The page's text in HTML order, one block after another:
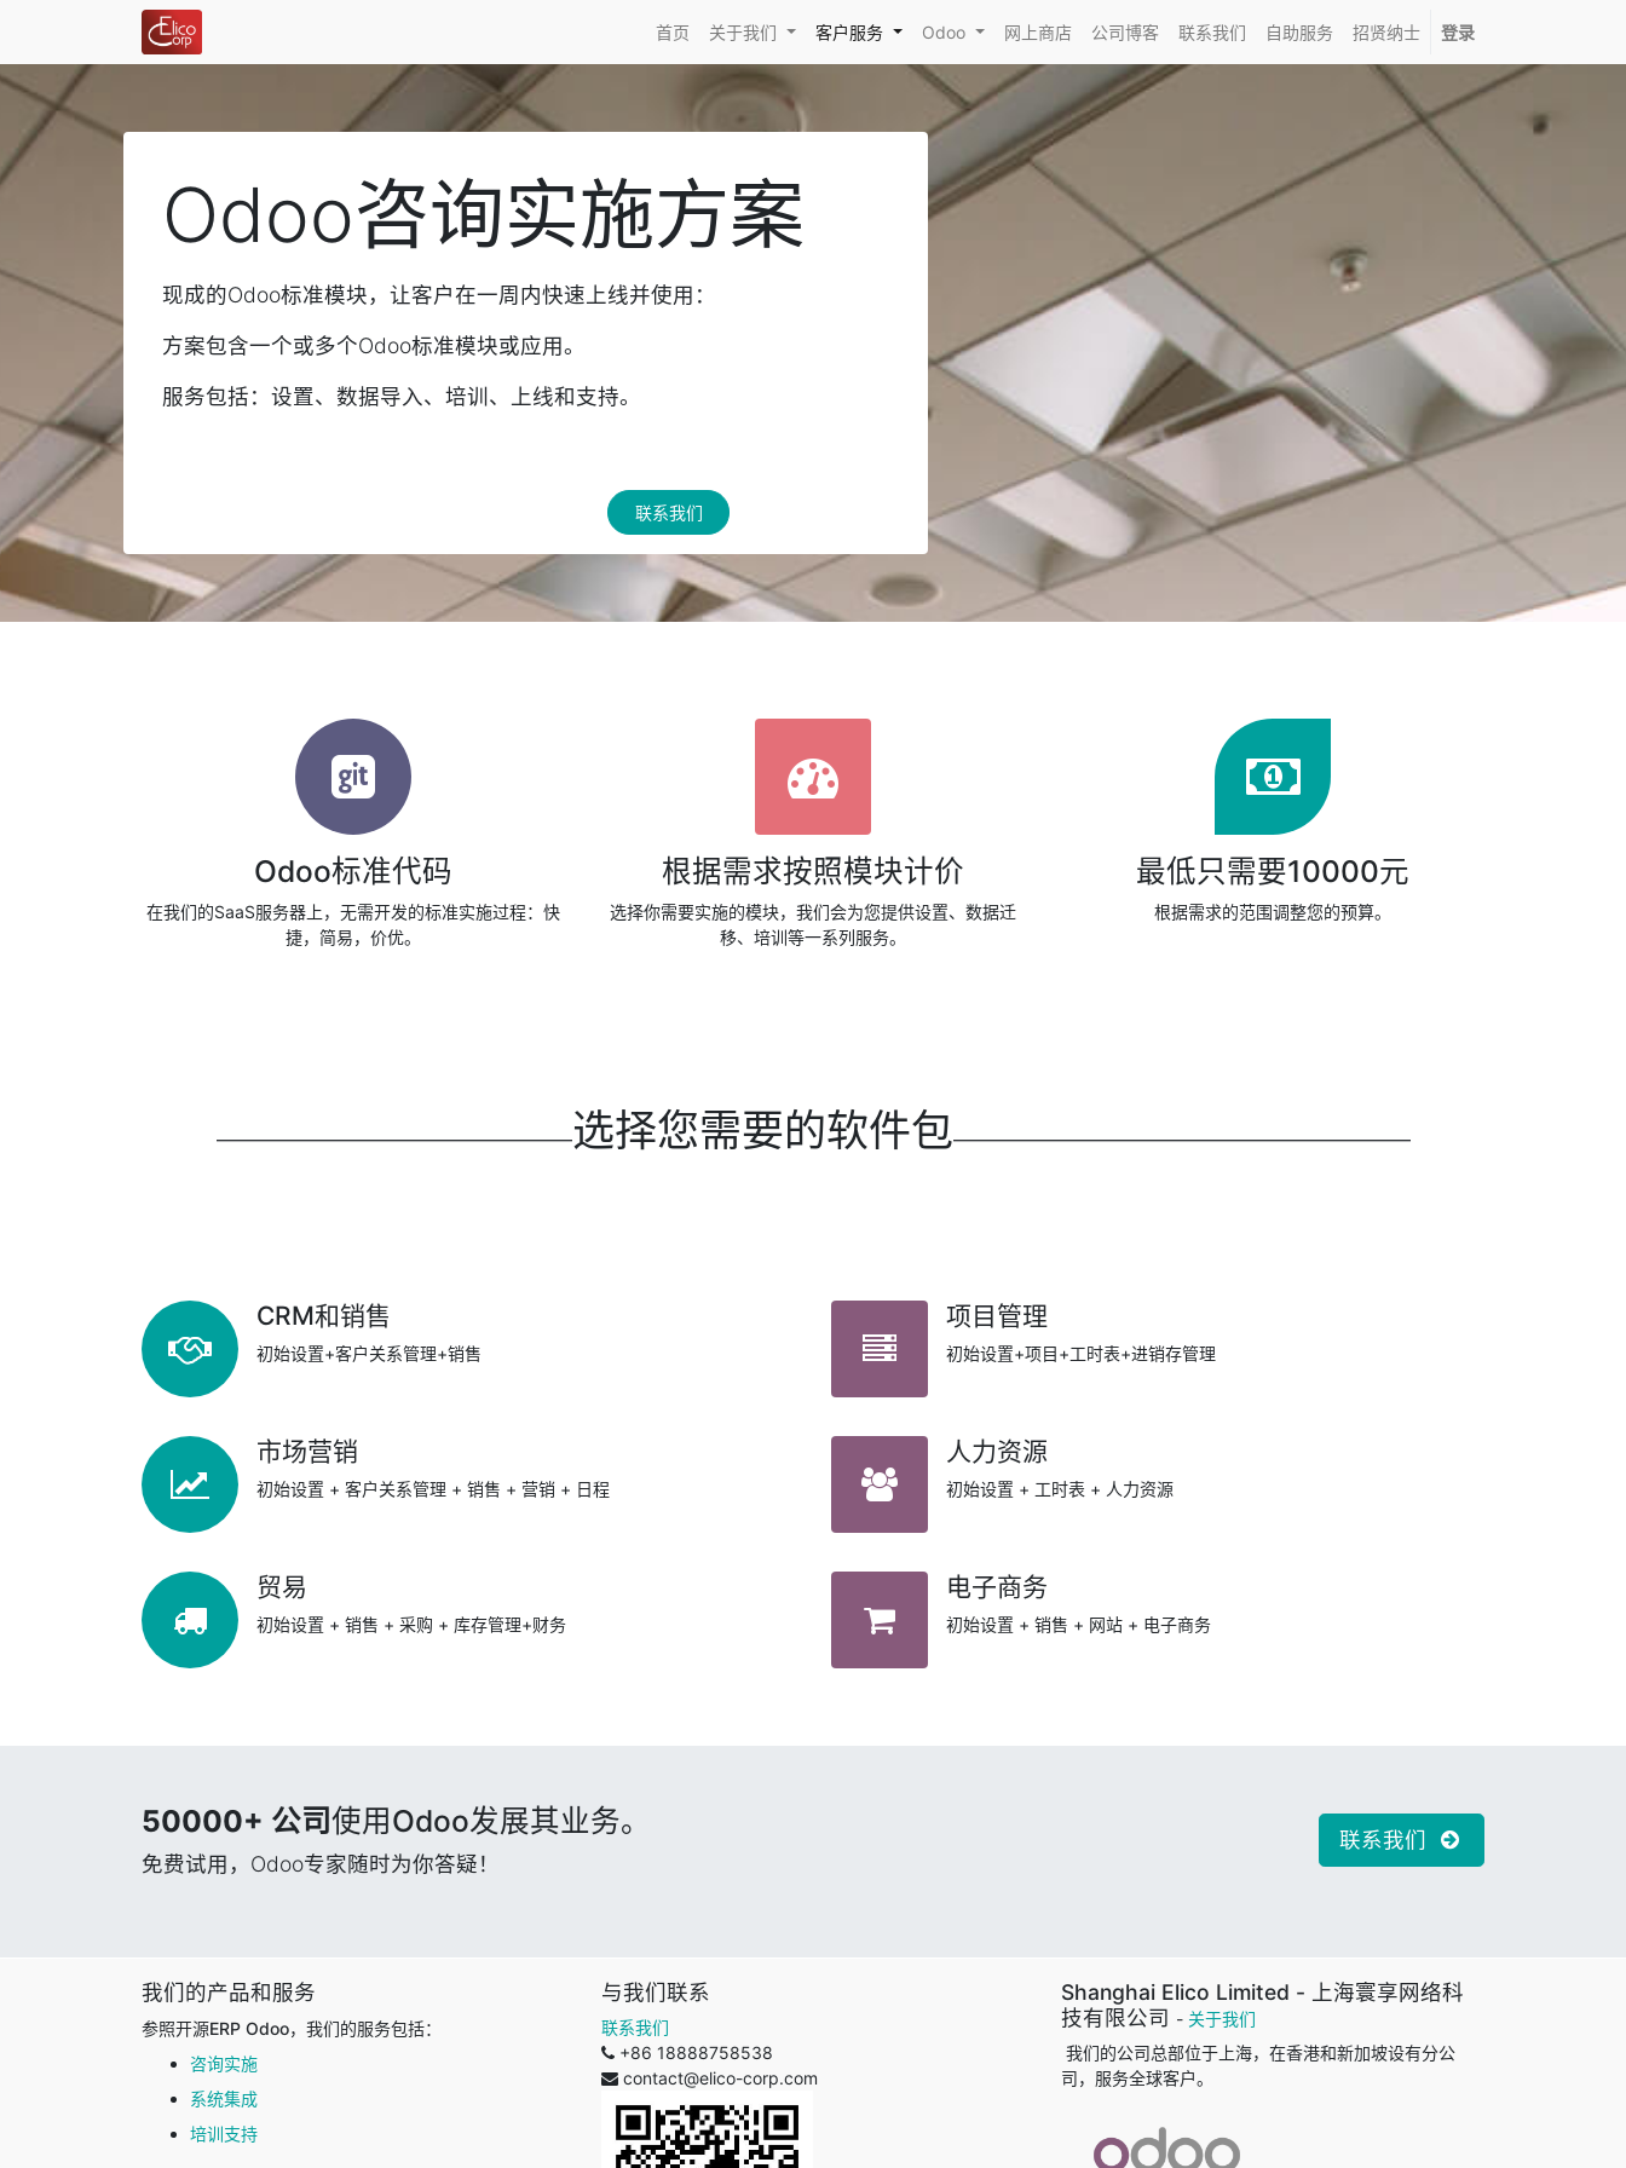
首页 关于我们 客户服务 Odoo 网上商店 公司博客 联系我们 自助服务 招贤纳士 登录
Odoo咨询实施方案
现成的Odoo标准模块，让客户在一周内快速上线并使用：
方案包含一个或多个Odoo标准模块或应用。
服务包括：设置、数据导入、培训、上线和支持。
联系我们
Odoo标准代码
在我们的SaaS服务器上，无需开发的标准实施过程：快
捷，简易，价优。
根据需求按照模块计价
选择你需要实施的模块，我们会为您提供设置、数据迁
移、培训等一系列服务。
最低只需要10000元
根据需求的范围调整您的预算。
—————————————————————选择您需要的软件包———————————————————————————
CRM和销售
初始设置+客户关系管理+销售
市场营销
初始设置 + 客户关系管理 + 销售 + 营销 + 日程
贸易
初始设置 + 销售 + 采购 + 库存管理+财务
项目管理
初始设置+项目+工时表+进销存管理
人力资源
初始设置 + 工时表 + 人力资源
电子商务
初始设置 + 销售 + 网站 + 电子商务
50000+ 公司使用Odoo发展其业务。
免费试用，Odoo专家随时为你答疑！
联系我们
我们的产品和服务
参照开源ERP Odoo，我们的服务包括：
咨询实施
系统集成
培训支持
与我们联系
联系我们
+86 18888758538
contact@elico-corp.com
Shanghai Elico Limited - 上海寰享网络科
技有限公司 - 关于我们
我们的公司总部位于上海，在香港和新加坡设有分公
司，服务全球客户。